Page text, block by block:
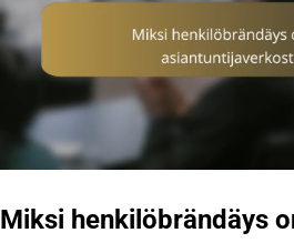
Miksi henkilöbrändäys